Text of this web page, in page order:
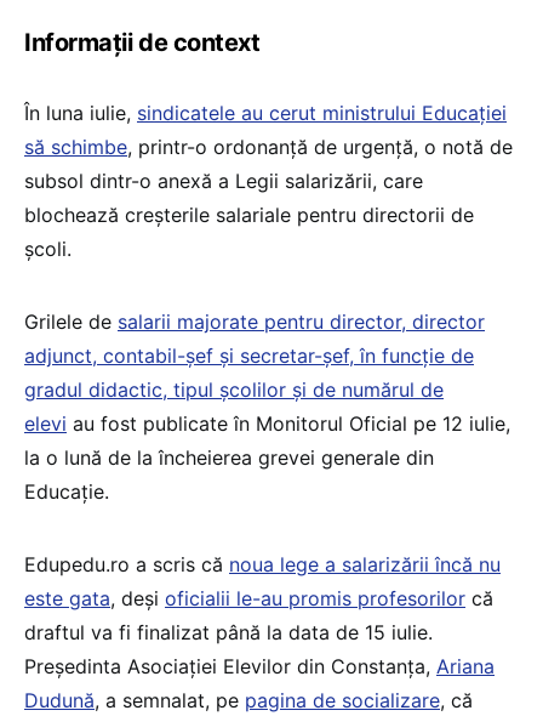
Informații de context
În luna iulie, sindicatele au cerut ministrului Educației
să schimbe, printr-o ordonanță de urgență, o notă de
subsol dintr-o anexă a Legii salarizării, care
blochează creșterile salariale pentru directorii de
școli.
Grilele de salarii majorate pentru director, director
adjunct, contabil-șef și secretar-șef, în funcție de
gradul didactic, tipul școlilor și de numărul de
elevi au fost publicate în Monitorul Oficial pe 12 iulie,
la o lună de la încheierea grevei generale din
Educație.
Edupedu.ro a scris că noua lege a salarizării încă nu
este gata, deși oficialii le-au promis profesorilor că
draftul va fi finalizat până la data de 15 iulie.
Președinta Asociației Elevilor din Constanța, Ariana
Dudună, a semnalat, pe pagina de socializare, că